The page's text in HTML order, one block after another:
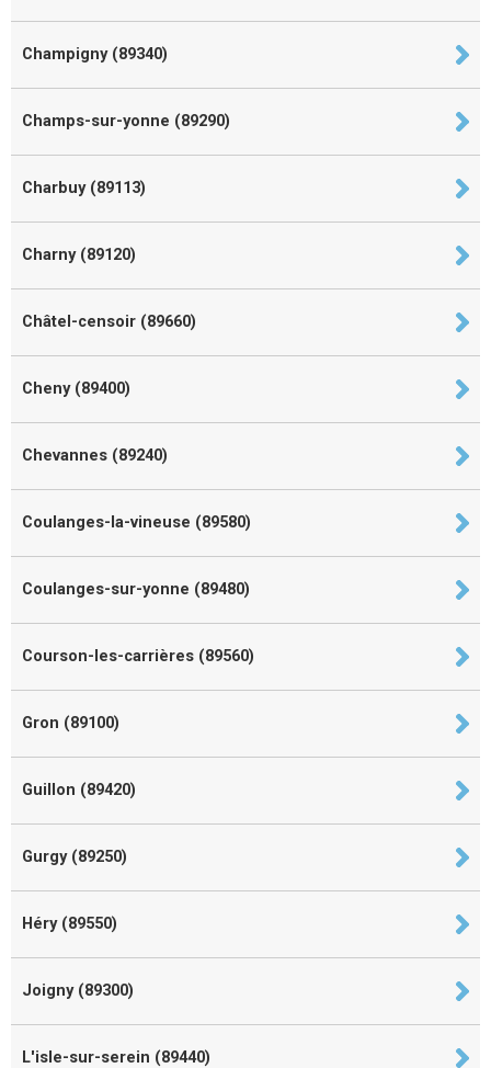
Champigny (89340)
Champs-sur-yonne (89290)
Charbuy (89113)
Charny (89120)
Châtel-censoir (89660)
Cheny (89400)
Chevannes (89240)
Coulanges-la-vineuse (89580)
Coulanges-sur-yonne (89480)
Courson-les-carrières (89560)
Gron (89100)
Guillon (89420)
Gurgy (89250)
Héry (89550)
Joigny (89300)
L'isle-sur-serein (89440)